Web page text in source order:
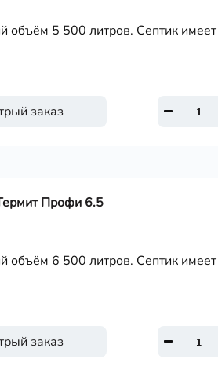
объём 5 500 литров. Септик
заказ
Профи 6.5
объём 6 500 литров. Септик
заказ